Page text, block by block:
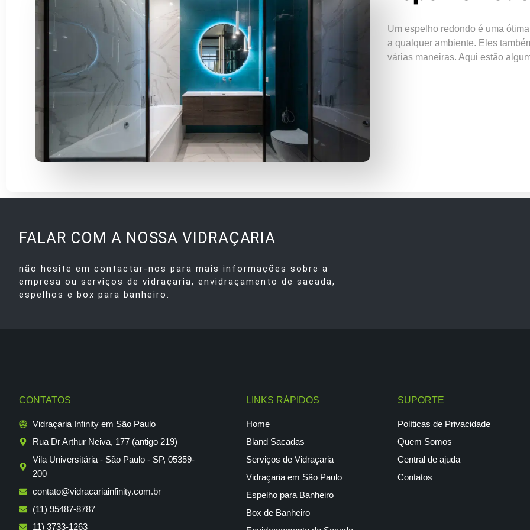
Um espelho redondo é uma
a qualquer ambiente. Eles
várias maneiras. Aqui estão
FALAR COM A NOSSA VIDRAÇARIA
não hesite em contactar-nos para mais informações sobre a
empresa ou serviços de vidraçaria, envidraçamento de sacada,
espelhos e box para banheiro.
CONTATOS
Vidraçaria Infinity em São Paulo
Rua Dr Arthur Neiva, 177 (antigo 219)
Vila Universitária - São Paulo - SP, 05359-
200
contato@vidracariainfinity.com.br
(11) 95487-8787
11) 3733-1263
LINKS RÁPIDOS
Home
Bland Sacadas
Serviços de Vidraçaria
Vidraçaria em São Paulo
Espelho para Banheiro
Box de Banheiro
SUPORTE
Políticas de Privacidade
Quem Somos
Central de ajuda
Contatos